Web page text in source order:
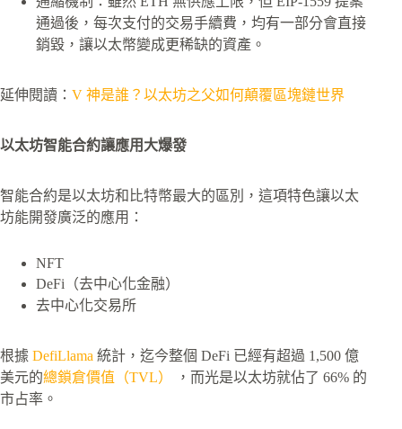
通過後，每次支付的交易手續費，均有一部分會直接
銷毀，讓以太幣變成更稀缺的資產。
延伸閱讀： V 神是誰？以太坊之父如何顛覆區塊鏈世界
以太坊智能合約讓應用大爆發
智能合約是以太坊和比特幣最大的區別，這項特色讓以太
坊能開發廣泛的應用：
NFT
DeFi（去中心化金融）
去中心化交易所
根據 DefiLlama 統計，迄今整個 DeFi 已經有超過 1,500 億
美元的總鎖倉價值（TVL）
，而光是以太坊就佔了 66% 的
市占率。